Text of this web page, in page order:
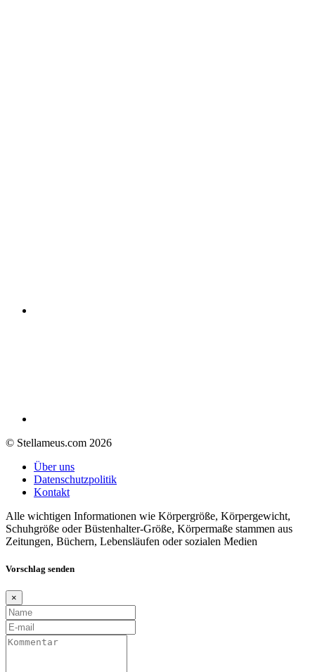
© Stellameus.com 2026
Über uns
Datenschutzpolitik
Kontakt
Alle wichtigen Informationen wie Körpergröße, Körpergewicht,
Schuhgröße oder Büstenhalter-Größe, Körpermaße stammen aus
Zeitungen, Büchern, Lebensläufen oder sozialen Medien
Vorschlag senden
×